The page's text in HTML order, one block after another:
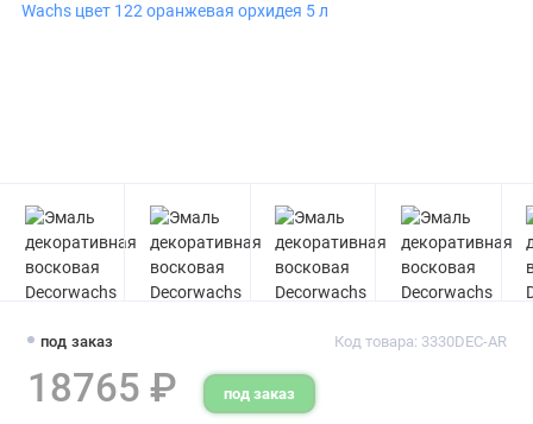
под заказ Код товара: 3330DEC-AR
18765 ₽ под заказ